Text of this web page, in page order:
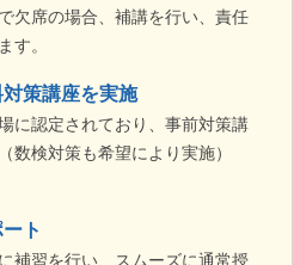
欠席の場合、補講を行い、責任
す。
策講座を実施
に認定されており、事前対策講
数検対策も希望により実施）
ト
補習を行い、スムーズに通常授